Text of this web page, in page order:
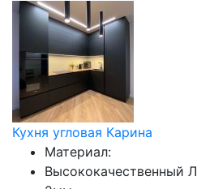
Кухня угловая Карина
Материал:
Высококачественный